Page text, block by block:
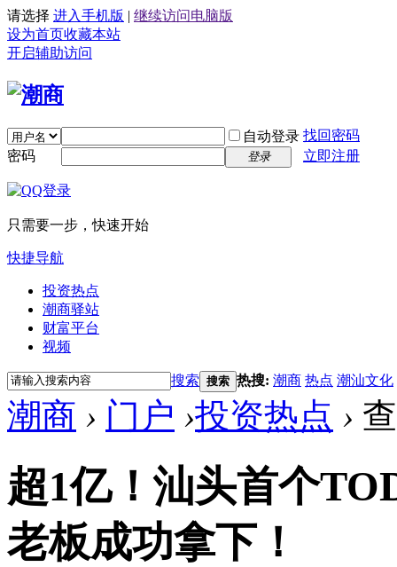
请选择 进入手机版 | 继续访问电脑版
设为首页收藏本站
开启辅助访问
自动登录 找回密码
密码
登录 立即注册
只需要一步，快速开始
快捷导航
投资热点
潮商驿站
财富平台
视频
搜索 搜索 热搜: 潮商 热点 潮汕文化
潮商 › 门户 ›投资热点 ›
超1亿！汕头首个
老板成功拿下！